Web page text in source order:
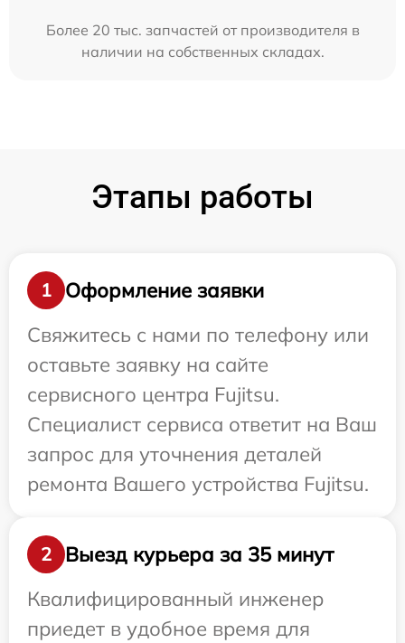
Более 20 тыс. запчастей от производителя в
наличии на собственных складах.
Этапы работы
1
Оформление заявки
Свяжитесь с нами по телефону или
оставьте заявку на сайте
сервисного центра Fujitsu.
Специалист сервиса ответит на Ваш
запрос для уточнения деталей
ремонта Вашего устройства Fujitsu.
2
Выезд курьера за 35 минут
Квалифицированный инженер
приедет в удобное время для